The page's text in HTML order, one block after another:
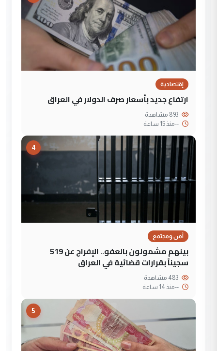
إقتصادية
ارتفاع جديد بأسعار صرف الدولار في العراق
--منذ 15 ساعة
4
أمن ومجتمع
بينهم مشمولون بالعفو.. الإفراج عن 519
سجيناً بقرارات قضائية في العراق
--منذ 14 ساعة
5